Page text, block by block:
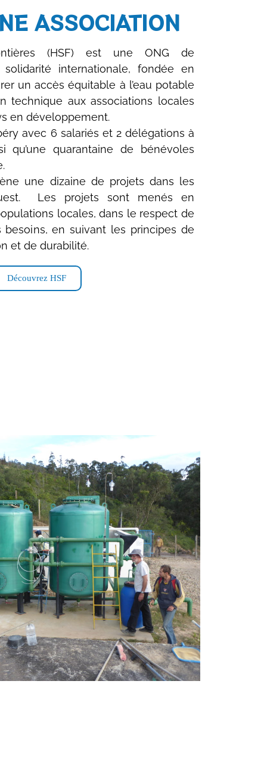
ASSOCIATION
(HSF) est une ONG de
internationale, fondée en
un accès équitable à l’eau potable
technique aux associations locales
en développement.
avec 6 salariés et 2 délégations à
qu’une quarantaine de bénévoles
une dizaine de projets dans les
Les projets sont menés en
locales, dans le respect de
en suivant les principes de
et de durabilité.
Découvrez HSF